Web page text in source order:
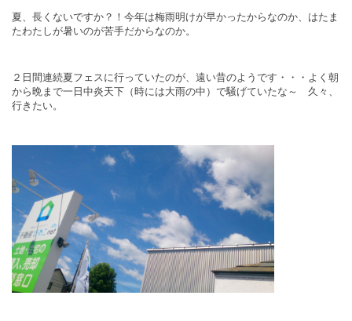
夏、長くないですか？！今年は梅雨明けが早かったからなのか、はたま
たわたしが暑いのが苦手だからなのか。
２日間連続夏フェスに行っていたのが、遠い昔のようです・・・よく朝
から晩まで一日中炎天下（時には大雨の中）で騒げていたな～ 久々、
行きたい。